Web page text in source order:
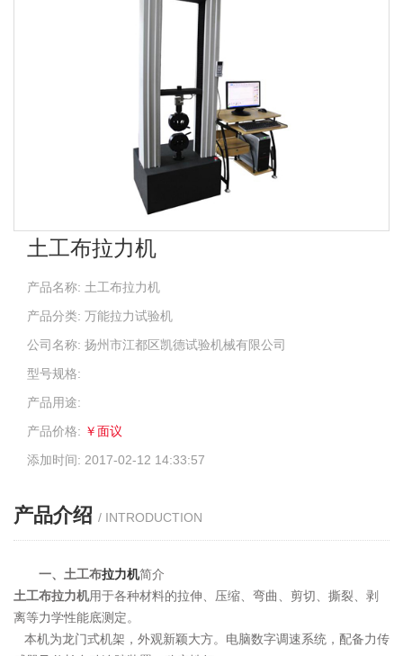
土工布拉力机
产品名称: 土工布拉力机
产品分类: 万能拉力试验机
公司名称: 扬州市江都区凯德试验机械有限公司
型号规格:
产品用途:
产品价格: ￥面议
添加时间: 2017-02-12 14:33:57
产品介绍 / INTRODUCTION
一、 土工布拉力机简介
土工布拉力机用于各种材料的拉伸、压缩、弯曲、剪切、撕裂、剥
离等力学性能底测定。
本机为龙门式机架，外观新颖大方。电脑数字调速系统，配备力传